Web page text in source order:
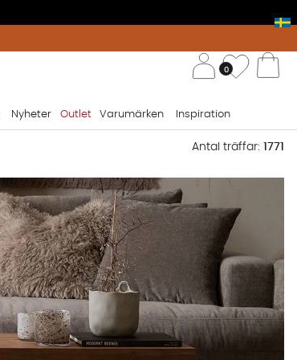
0
Nyheter Outlet Varumärken Inspiration
Antal träffar: 1771